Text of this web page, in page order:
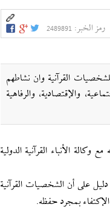
رمز الخبر:2489891
القرآنية وان نشاطهم
والإقتصادية، والرفاهية
الأنباء القرآنية الدولية
على أن الشخصيات القرآنية
بمجرد حفظه.